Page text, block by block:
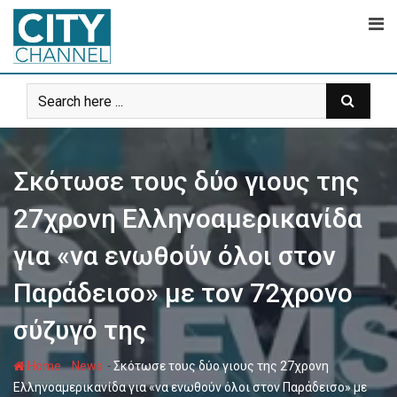
Skip
content
Σκότωσε τους δύο γιους της
27χρονη Ελληνοαμερικανίδα
για «να ενωθούν όλοι στον
Παράδεισο» με τον 72χρονο
σύζυγό της
Home-News -Σκότωσε τους δύο γιους της 27χρονη
Ελληνοαμερικανίδα για «να ενωθούν όλοι στον Παράδεισο» με